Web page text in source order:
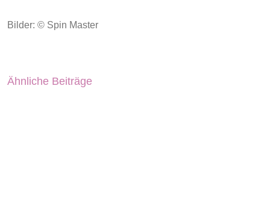
Bilder: © Spin Master
Ähnliche Beiträge